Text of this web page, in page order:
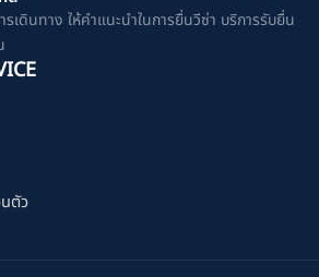
รเดินทาง ให้คำแนะนำในการยื่นวีซ่า บริการรับยื่น
ตัว